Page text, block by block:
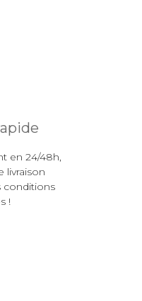
en 24/48h,
livraison
conditions
!